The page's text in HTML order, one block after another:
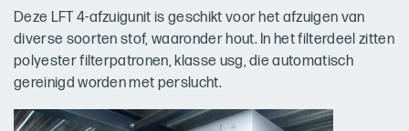
Deze LFT 4-afzuigunit is geschikt voor het afzuigen van
diverse soorten stof, waaronder hout. In het filterdeel zitten
polyester filterpatronen, klasse usg, die automatisch
gereinigd worden met perslucht.